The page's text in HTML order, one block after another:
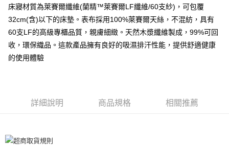
離島7-11取貨付款
每筆NT$60
付款後7-11取貨
每筆NT$60
床寢材質為萊賽爾纖維(蘭精™萊賽爾LF纖維/60支紗)，可包覆
32cm(含)以下的床墊。表布採用100%萊賽爾天絲，不混紡，具有
60支LF的高級專櫃品質，親膚細緻。天然木漿纖維製成，99%可回
收，環保織品。這款產品擁有良好的吸濕排汗性能，提供舒適健康
的使用體驗
詳細說明 商品規格 相關推薦